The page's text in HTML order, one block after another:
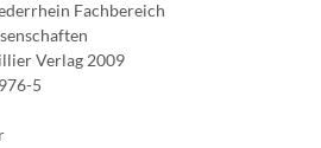
Fachbereich
Verlag 2009
5